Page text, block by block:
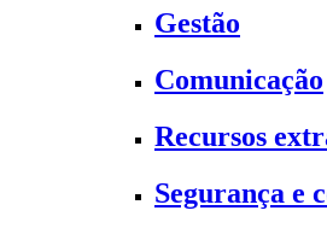
Gestão
Comunicação
Recursos
Segurança e